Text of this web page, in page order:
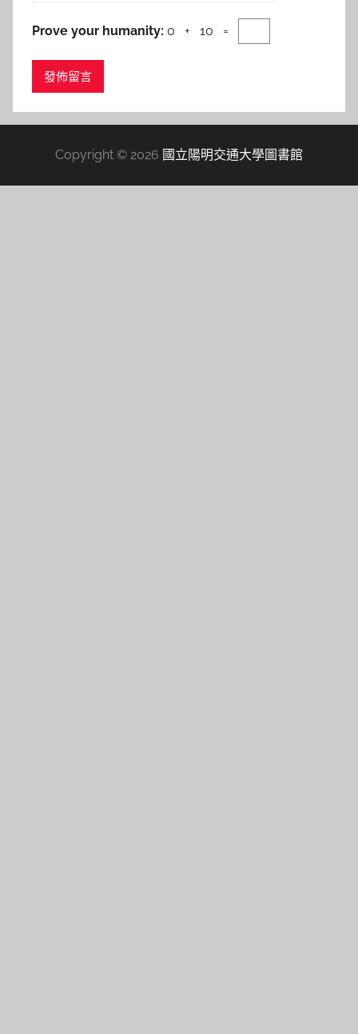
Prove your humanity: 0 + 10 =
Copyright © 2026 國立陽明交通大學圖書館